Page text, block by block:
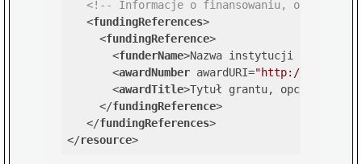
<!-- Informacje o finansowaniu,
<fundingReferences>
<fundingReference>
<funderName>Nazwa instytucji
<awardNumber awardURI="http://
<awardTitle>Tytuł grantu, opcjonalnie
</fundingReference>
</fundingReferences>
</resource>